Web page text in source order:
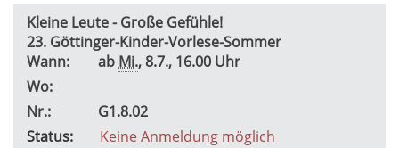
Kleine Leute - Große Gefühle!
23. Göttinger-Kinder-Vorlese-Sommer
Wann:
ab Mi., 8.7., 16.00 Uhr
Wo:
Nr.:
G1.8.02
Status:
Keine Anmeldung möglich